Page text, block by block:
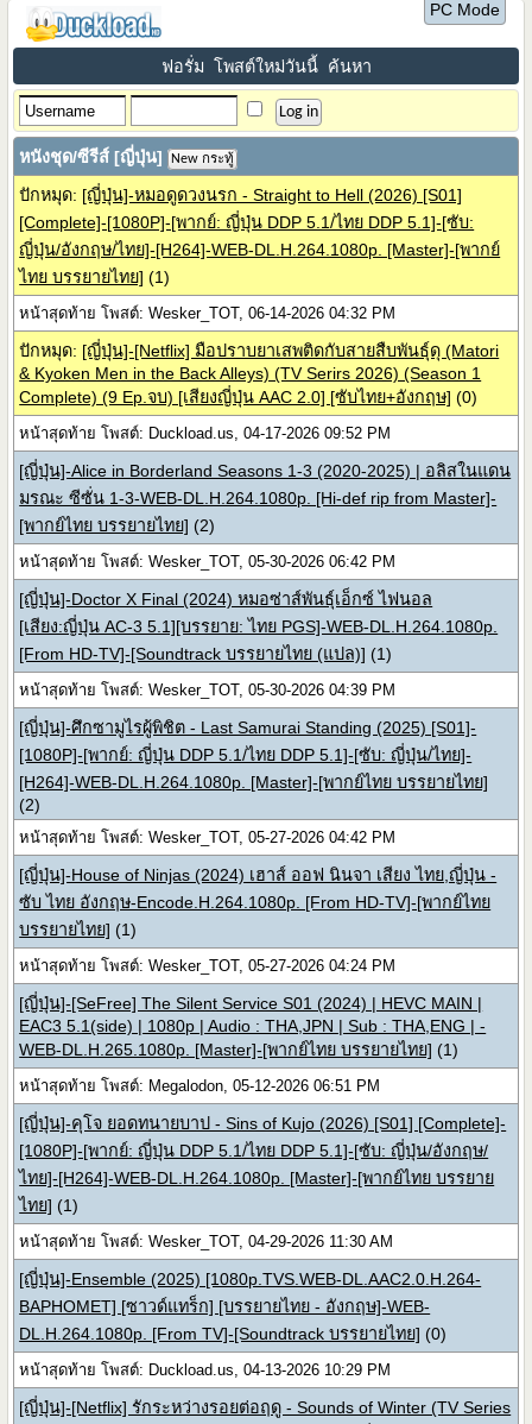
PC Mode
ฟอรั่ม โพสต์ใหม่วันนี้ ค้นหา
หนังชุด/ซีรีส์ [ญี่ปุ่น] New กระทู้
ปักหมุด: [ญี่ปุ่น]-หมอดูดวงนรก - Straight to Hell (2026) [S01]
[Complete]-[1080P]-[พากย์: ญี่ปุ่น DDP 5.1/ไทย DDP 5.1]-[ซับ:
ญี่ปุ่น/อังกฤษ/ไทย]-[H264]-WEB-DL.H.264.1080p. [Master]-[พากย์
ไทย บรรยายไทย] (1)
หน้าสุดท้าย โพสต์: Wesker_TOT, 06-14-2026 04:32 PM
ปักหมุด: [ญี่ปุ่น]-[Netflix] มือปราบยาเสพติดกับสายสืบพันธุ์ดุ (Matori
& Kyoken Men in the Back Alleys) (TV Serirs 2026) (Season 1
Complete) (9 Ep.จบ) [เสียงญี่ปุ่น AAC 2.0] [ซับไทย+อังกฤษ] (0)
หน้าสุดท้าย โพสต์: Duckload.us, 04-17-2026 09:52 PM
[ญี่ปุ่น]-Alice in Borderland Seasons 1-3 (2020-2025) | อลิสในแดน
มรณะ ซีซั่น 1-3-WEB-DL.H.264.1080p. [Hi-def rip from Master]-
[พากย์ไทย บรรยายไทย] (2)
หน้าสุดท้าย โพสต์: Wesker_TOT, 05-30-2026 06:42 PM
[ญี่ปุ่น]-Doctor X Final (2024) หมอซ่าส์พันธุ์เอ็กซ์ ไฟนอล
[เสียง:ญี่ปุ่น AC-3 5.1][บรรยาย: ไทย PGS]-WEB-DL.H.264.1080p.
[From HD-TV]-[Soundtrack บรรยายไทย (แปล)] (1)
หน้าสุดท้าย โพสต์: Wesker_TOT, 05-30-2026 04:39 PM
[ญี่ปุ่น]-ศึกซามูไรผู้พิชิต - Last Samurai Standing (2025) [S01]-
[1080P]-[พากย์: ญี่ปุ่น DDP 5.1/ไทย DDP 5.1]-[ซับ: ญี่ปุ่น/ไทย]-
[H264]-WEB-DL.H.264.1080p. [Master]-[พากย์ไทย บรรยายไทย]
(2)
หน้าสุดท้าย โพสต์: Wesker_TOT, 05-27-2026 04:42 PM
[ญี่ปุ่น]-House of Ninjas (2024) เฮาส์ ออฟ นินจา เสียง ไทย,ญี่ปุ่น -
ซับ ไทย อังกฤษ-Encode.H.264.1080p. [From HD-TV]-[พากย์ไทย
บรรยายไทย] (1)
หน้าสุดท้าย โพสต์: Wesker_TOT, 05-27-2026 04:24 PM
[ญี่ปุ่น]-[SeFree] The Silent Service S01 (2024) | HEVC MAIN |
EAC3 5.1(side) | 1080p | Audio : THA,JPN | Sub : THA,ENG | -
WEB-DL.H.265.1080p. [Master]-[พากย์ไทย บรรยายไทย] (1)
หน้าสุดท้าย โพสต์: Megalodon, 05-12-2026 06:51 PM
[ญี่ปุ่น]-คุโจ ยอดทนายบาป - Sins of Kujo (2026) [S01] [Complete]-
[1080P]-[พากย์: ญี่ปุ่น DDP 5.1/ไทย DDP 5.1]-[ซับ: ญี่ปุ่น/อังกฤษ/
ไทย]-[H264]-WEB-DL.H.264.1080p. [Master]-[พากย์ไทย บรรยาย
ไทย] (1)
หน้าสุดท้าย โพสต์: Wesker_TOT, 04-29-2026 11:30 AM
[ญี่ปุ่น]-Ensemble (2025) [1080p.TVS.WEB-DL.AAC2.0.H.264-
BAPHOMET] [ซาวด์แทร็ก] [บรรยายไทย - อังกฤษ]-WEB-
DL.H.264.1080p. [From TV]-[Soundtrack บรรยายไทย] (0)
หน้าสุดท้าย โพสต์: Duckload.us, 04-13-2026 10:29 PM
[ญี่ปุ่น]-[Netflix] รักระหว่างรอยต่อฤดู - Sounds of Winter (TV Series